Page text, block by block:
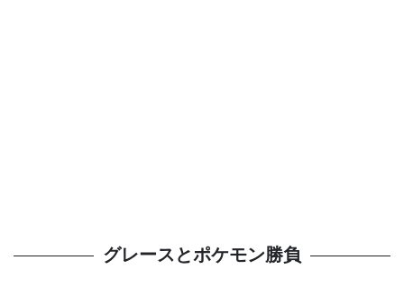
グレースとポケモン勝負